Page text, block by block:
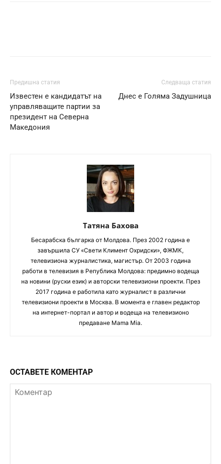
Предишна статия
Известен е кандидатът на
управляващите партии за
президент на Северна
Македония
Следваща статия
Днес е Голяма Задушница
Татяна Бахова
Бесарабска българка от Молдова. През 2002 година е
завършила СУ «Свети Климент Охридски», ФЖМК,
телевизиона журналистика, магистър. От 2003 година
работи в телевизия в Република Молдова: предимно водеща
на новини (руски език) и авторски телевизиони проекти. През
2017 година е работила като журналист в различни
телевизиони проекти в Москва. В момента е главен редактор
на интернет-портал и автор и водеща на телевизионо
предаване Mama Mia.
ОСТАВЕТЕ КОМЕНТАР